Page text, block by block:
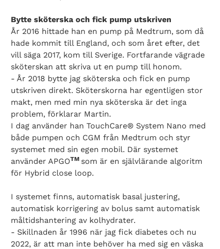
Bytte sköterska och fick pump utskriven
År 2016 hittade han en pump på Medtrum, som då
hade kommit till England, och som året efter, det
vill säga 2017, kom till Sverige. Fortfarande vägrade
sköterskan att skriva ut en pump till honom.
- År 2018 bytte jag sköterska och fick en pump
utskriven direkt. Sköterskorna har egentligen stor
makt, men med min nya sköterska är det inga
problem, förklarar Martin.
I dag använder han TouchCare® System Nano med
både pumpen och CGM från Medtrum och styr
systemet med sin egen mobil. Där systemet
använder APGOTM som är en självlärande algoritm
för Hybrid close loop.
I systemet finns, automatisk basal justering,
automatisk korrigering av bolus samt automatisk
måltidshantering av kolhydrater.
- Skillnaden år 1996 när jag fick diabetes och nu
2022, är att man inte behöver ha med sig en väska